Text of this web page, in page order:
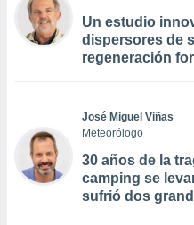
Un estudio
dispersores de
regeneración
José Miguel Viñas
Meteorólogo
30 años de la
camping se
sufrió dos